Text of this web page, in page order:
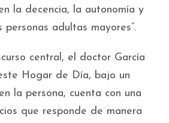
la decencia, la autonomía y
adultas mayores”.
central, el doctor García
Hogar de Día, bajo un
la persona, cuenta con una
que responde de manera